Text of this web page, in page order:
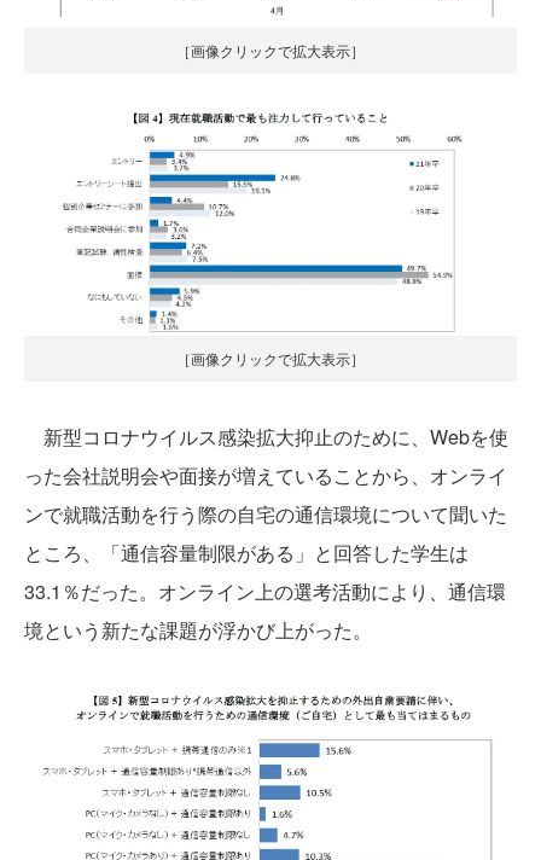
［画像クリックで拡大表示］
［画像クリックで拡大表示］
新型コロナウイルス感染拡大抑止のために、Webを使
った会社説明会や面接が増えていることから、オンライ
ンで就職活動を行う際の自宅の通信環境について聞いた
ところ、「通信容量制限がある」と回答した学生は
33.1％だった。オンライン上の選考活動により、通信環
境という新たな課題が浮かび上がった。